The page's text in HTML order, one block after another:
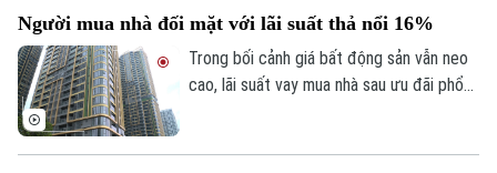
Liên hệ đường dây nóng (bấm để gọi)
Tòa soạn Tòa soạn
từng tờ bản đồ thay vì chỉnh lý từng thửa
đất như trước đây đã và đang được xem
là giải pháp tối ưu.
Người mua nhà đối mặt với lãi suất thả nổi 16%
Trong bối cảnh giá bất động sản vẫn neo
cao, lãi suất vay mua nhà sau ưu đãi phổ